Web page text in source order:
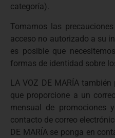
categoría).
Tomamos las
acceso no autorizado a su
es posible que
formas de identidad sobre
LA VOZ DE MARÍA
que proporcione a un
mensual de promociones
contacto de correo
DE MARÍA se ponga en